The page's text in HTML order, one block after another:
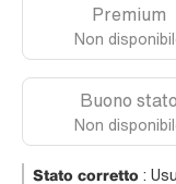
Premium
Non
Buono stato
Non
Stato corretto: